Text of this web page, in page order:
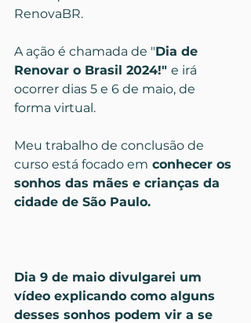
RenovaBR.
A ação é chamada de "Dia de
Renovar o Brasil 2024!" e irá
ocorrer dias 5 e 6 de maio, de
forma virtual.
Meu trabalho de conclusão de
curso está focado em conhecer os
sonhos das mães e crianças da
cidade de São Paulo.
Dia 9 de maio divulgarei um
vídeo explicando como alguns
desses sonhos podem vir a se